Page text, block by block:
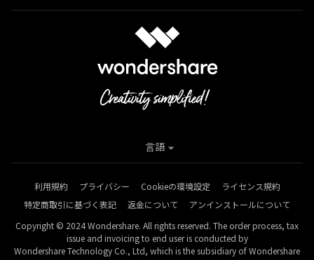
利用規約 プライバシー Cookieの環境設定
ライセンス規約
特定商取引に基づく表記
返金について
アンインストールについて
Copyright © 2024 Wondershare. All rights reserved. The order process, tax
issue and invoicing to end user is conducted by
Wondershare Technology Co., Ltd, which is the subsidiary of Wondershare
言語